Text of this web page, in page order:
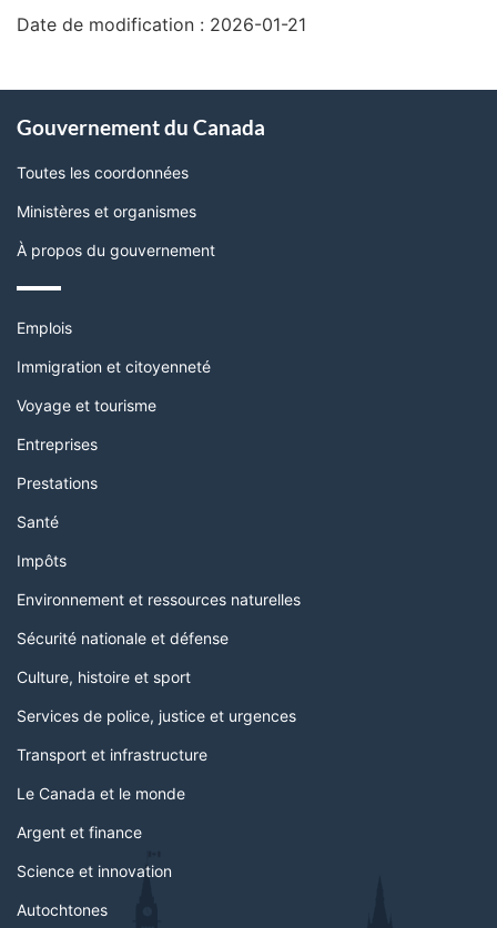
page"
Date de modification : 2026-01-21
propos
de
ce
Gouvernement du Canada
Toutes les coordonnées
Ministères et organismes
À propos du gouvernement
Thèmes
sujets
Emplois
Immigration et citoyenneté
Voyage et tourisme
Entreprises
Prestations
Santé
Impôts
Environnement et ressources naturelles
Sécurité nationale et défense
Culture, histoire et sport
Services de police, justice et urgences
Transport et infrastructure
Le Canada et le monde
Argent et finance
Science et innovation
Autochtones